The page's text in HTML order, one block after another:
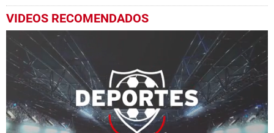
VIDEOS RECOMENDADOS